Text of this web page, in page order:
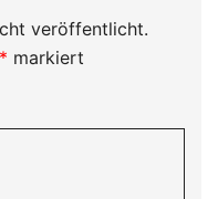
veröffentlicht.
* markiert